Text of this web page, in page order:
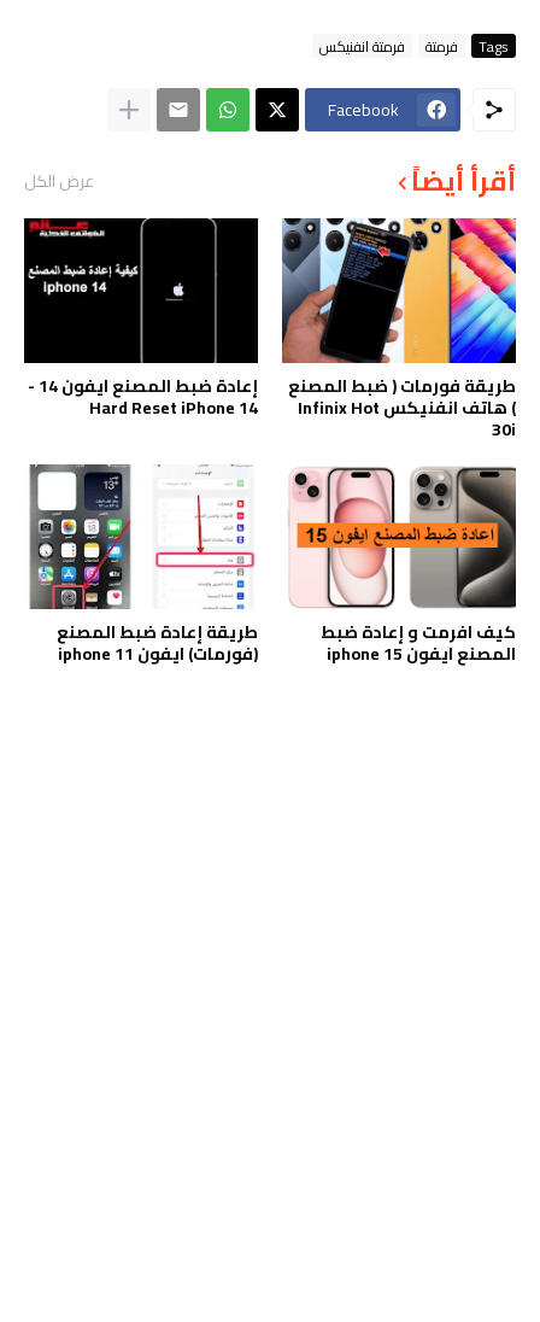
Tags فرمتة فرمتة انفنيكس
Facebook
أقرأ أيضاً عرض الكل
طريقة فورمات ( ضبط المصنع
) هاتف انفنيكس Infinix Hot
30i
إعادة ضبط المصنع ايفون 14 -
Hard Reset iPhone 14
كيف افرمت و إعادة ضبط
المصنع ايفون iphone 15
طريقة إعادة ضبط المصنع
(فورمات) ايفون iphone 11